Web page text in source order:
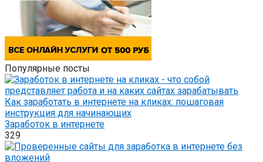
Популярные посты
Как заработать в интернете на кликах: пошаговая
инструкция для начинающих
Заработок в интернете
329